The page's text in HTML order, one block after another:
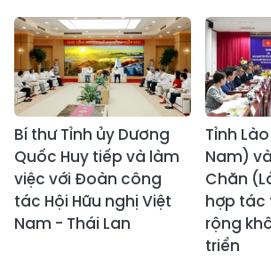
Bí thư Tỉnh ủy Dương
Quốc Huy tiếp và làm
việc với Đoàn công
tác Hội Hữu nghị Việt
Nam - Thái Lan
Tỉnh
Nam)
Chăn
hợp tác
rộng
triển